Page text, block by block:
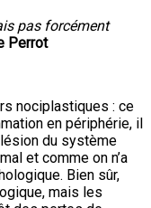
pas forcément
Perrot
nociplastiques : ce
en périphérie, il
lésion du système
et comme on n’a
Bien sûr,
mais les